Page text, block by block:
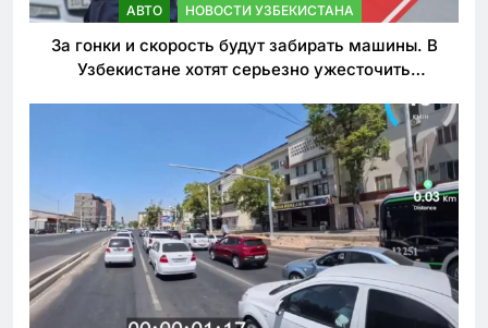
АВТО НОВОСТИ УЗБЕКИСТАНА
За гонки и скорость будут забирать машины. В
Узбекистане хотят серьезно ужесточить